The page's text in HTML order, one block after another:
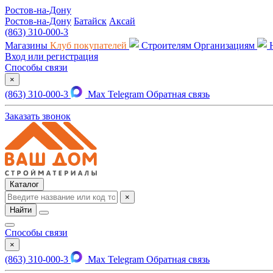
Ростов-на-Дону
Ростов-на-Дону Батайск Аксай
(863) 310-000-3
Магазины Клуб покупателей Строителям Организациям
Вход или регистрация
Способы связи
×
(863) 310-000-3 Max Telegram Обратная связь
Заказать звонок
Каталог
×
Найти
Способы связи
×
(863) 310-000-3 Max Telegram Обратная связь